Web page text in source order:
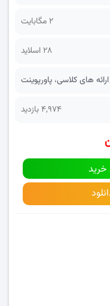
2 مگابایت
28 اسلاید
ارائه های کلاسی، پاورپوینت
4,974 بازدید
خرید